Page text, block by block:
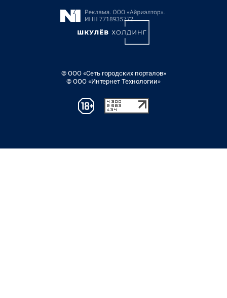
© ООО «Сеть городских порталов»
© ООО «Интернет Технологии»